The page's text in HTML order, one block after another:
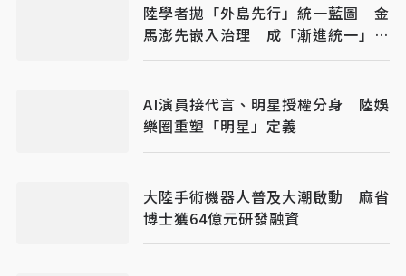
陸學者拋「外島先行」統一藍圖 金
馬澎先嵌入治理 成「漸進統一」新
戰略
AI演員接代言、明星授權分身 陸娛
樂圈重塑「明星」定義
大陸手術機器人普及大潮啟動 麻省
博士獲64億元研發融資